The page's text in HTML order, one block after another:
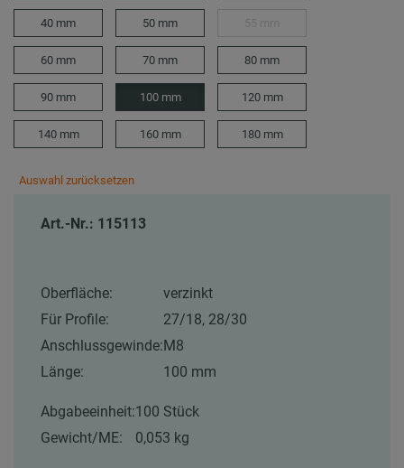
40 mm 50 mm
60 mm 70 mm 80 mm
90 mm 100 mm 120 mm
140 mm 160 mm 180 mm
Auswahl zurücksetzen
Art.-Nr.: 115113
Oberfläche:
verzinkt
Für Profile:
27/18, 28/30
Anschlussgewinde:M8
Länge:
100 mm
Abgabeeinheit:100 Stück
Gewicht/ME:
0,053 kg